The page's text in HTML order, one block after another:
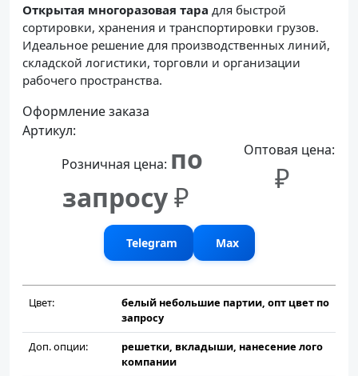
Открытая многоразовая тара для быстрой
сортировки, хранения и транспортировки грузов.
Идеальное решение для производственных линий,
складской логистики, торговли и организации
рабочего пространства.
Оформление заказа
Артикул:
Розничная цена: по
запросу₽
Оптовая цена:
₽
Telegram Max
Цвет:
белый небольшие партии, опт цвет по
запросу
Доп. опции:
решетки, вкладыши, нанесение лого
компании